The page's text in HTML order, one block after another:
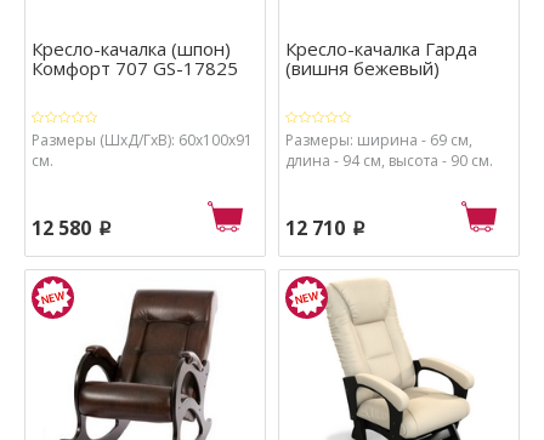
Кресло-качалка (шпон)
Комфорт 707 GS-17825
Размеры (ШхД/ГхВ): 60x100x91
см.
12 580 p
Кресло-качалка Гарда
(вишня бежевый)
Размеры: ширина - 69 см,
длина - 94 см, высота - 90 см.
12 710 p